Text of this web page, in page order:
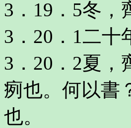
3．19．5冬，
3．20．1二十
3．20．2夏，
㾐也。何以書
也。